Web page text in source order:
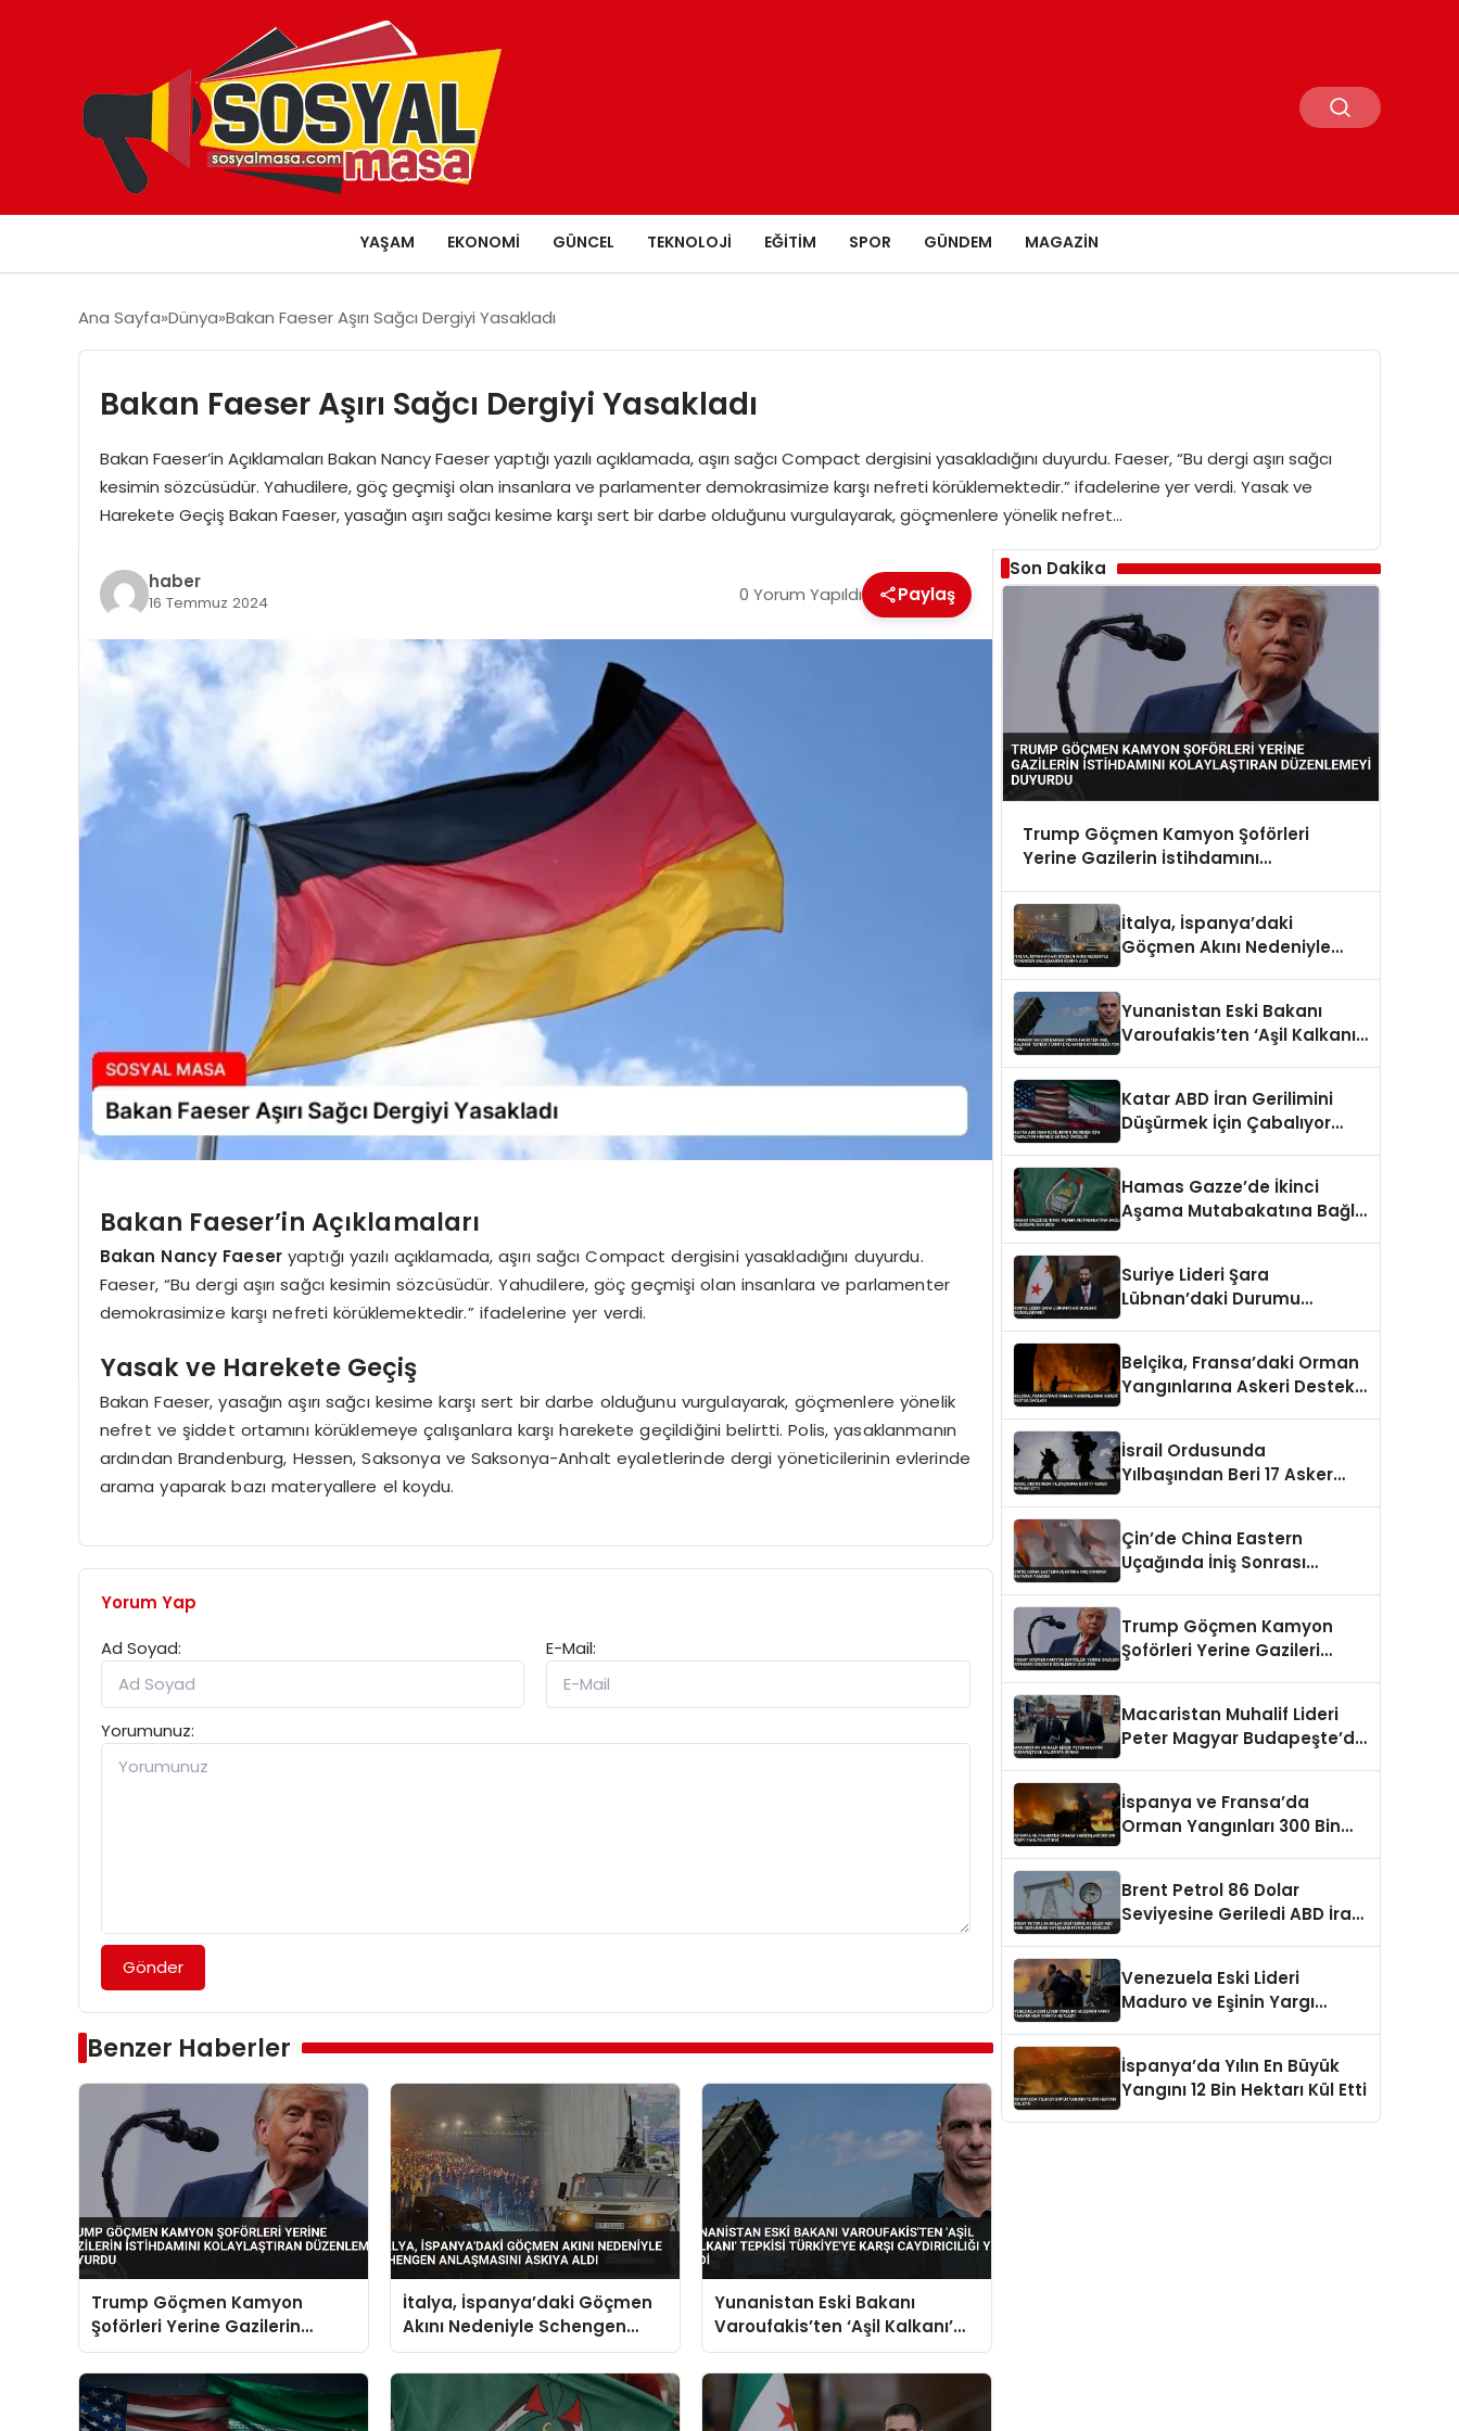
YAŞAM EKONOMI GÜNCEL TEKNOLOJI EĞITIM SPOR GÜNDEM MAGAZIN
Ana Sayfa Dünya Bakan Faeser Aşırı Sağcı Dergiyi Yasakladı
Bakan Faeser Aşırı Sağcı Dergiyi Yasakladı
Bakan Faeser’in Açıklamaları Bakan Nancy Faeser yaptığı yazılı açıklamada, aşırı sağcı Compact dergisini yasakladığını duyurdu. Faeser, “Bu dergi aşırı sağcı
kesimin sözcüsüdür. Yahudilere, göç geçmişi olan insanlara ve parlamenter demokrasimize karşı nefreti körüklemektedir.” ifadelerine yer verdi. Yasak ve
Harekete Geçiş Bakan Faeser, yasağın aşırı sağcı kesime karşı sert bir darbe olduğunu vurgulayarak, göçmenlere yönelik nefret…
haber
16 Temmuz 2024 0 Yorum Yapıldı Paylaş
Bakan Faeser’in Açıklamaları
Bakan Nancy Faeseryaptığı yazılı açıklamada, aşırı sağcı Compact dergisini yasakladığını duyurdu.
Faeser, “Bu dergi aşırı sağcı kesimin sözcüsüdür. Yahudilere, göç geçmişi olan insanlara ve parlamenter
demokrasimize karşı nefreti körüklemektedir.” ifadelerine yer verdi.
Yasak ve Harekete Geçiş
Bakan Faeser, yasağın aşırı sağcı kesime karşı sert bir darbe olduğunu vurgulayarak, göçmenlere yönelik
nefret ve şiddet ortamını körüklemeye çalışanlara karşı harekete geçildiğini belirtti. Polis, yasaklanmanın
ardından Brandenburg, Hessen, Saksonya ve Saksonya-Anhalt eyaletlerinde dergi yöneticilerinin evlerinde
arama yaparak bazı materyallere el koydu.
Yorum Yap
Ad Soyad:
E-Mail:
Yorumunuz:
Gönder
Benzer Haberler
Trump Göçmen Kamyon
Şoförleri Yerine Gazilerin
İstihdamını Kolaylaştıran
Düzenlemeyi Duyurdu
İtalya, İspanya’daki Göçmen
Akını Nedeniyle Schengen
Anlaşmasını Askıya Aldı
Yunanistan Eski Bakanı
Varoufakis’ten ‘Aşil Kalkanı’
Tepkisi Türkiye’ye Karşı
Caydırıcılığı Yok Dedi
Son Dakika
Trump Göçmen Kamyon Şoförleri
Yerine Gazilerin İstihdamını
İtalya, İspanya’daki
Göçmen Akını Nedeniyle
Yunanistan Eski Bakanı
Varoufakis’ten ‘Aşil Kalkanı’
Katar ABD İran Gerilimini
Düşürmek İçin Çabalıyor
Hamas Gazze’de İkinci
Aşama Mutabakatına Bağlı
Suriye Lideri Şara
Lübnan’daki Durumu
Belçika, Fransa’daki Orman
Yangınlarına Askeri Destek
İsrail Ordusunda
Yılbaşından Beri 17 Asker
Çin’de China Eastern
Uçağında İniş Sonrası
Trump Göçmen Kamyon
Şoförleri Yerine Gazileri
Macaristan Muhalif Lideri
Peter Magyar Budapeşte’de
İspanya ve Fransa’da
Orman Yangınları 300 Bin
Brent Petrol 86 Dolar
Seviyesine Geriledi ABD İran
Venezuela Eski Lideri
Maduro ve Eşinin Yargı
İspanya’da Yılın En Büyük
Yangını 12 Bin Hektarı Kül Etti